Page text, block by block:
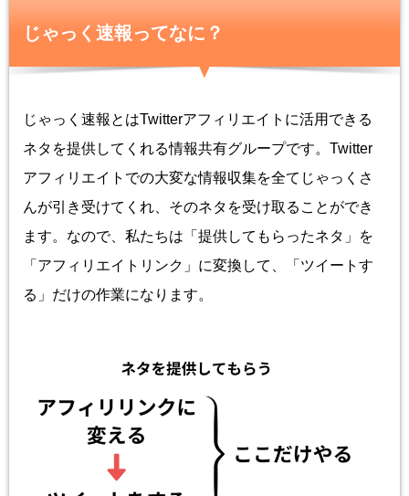
じゃっく速報ってなに？
じゃっく速報とはTwitterアフィリエイトに活用できる
ネタを提供してくれる情報共有グループです。Twitter
アフィリエイトでの大変な情報収集を全てじゃっくさ
んが引き受けてくれ、そのネタを受け取ることができ
ます。なので、私たちは「提供してもらったネタ」を
「アフィリエイトリンク」に変換して、「ツイートす
る」だけの作業になります。